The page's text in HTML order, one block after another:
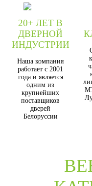
20+ ЛЕТ В
ДВЕРНОЙ
ИНДУСТРИИ
Наша компания
работает с 2001
года и является
одним из
крупнейших
поставщиков
дверей
Белоруссии